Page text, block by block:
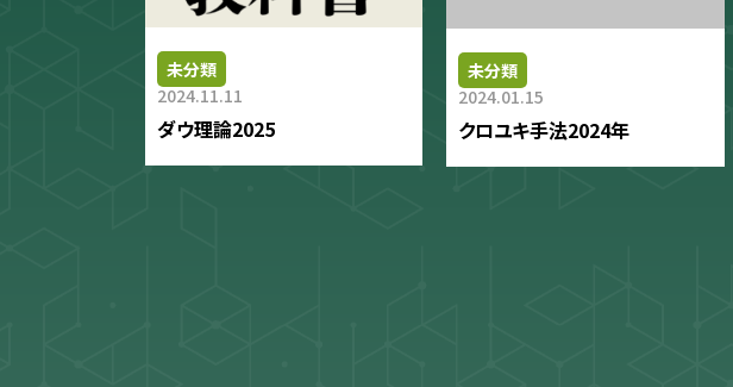
未分類
2024.11.11
ダウ理論2025
未分類
2024.01.15
クロユキ手法2024年